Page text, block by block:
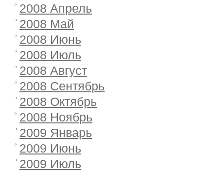
2008 Апрель
2008 Май
2008 Июнь
2008 Июль
2008 Август
2008 Сентябрь
2008 Октябрь
2008 Ноябрь
2009 Январь
2009 Июнь
2009 Июль